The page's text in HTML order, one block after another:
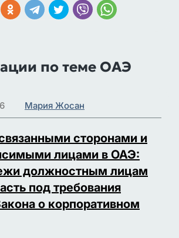
по теме ОАЭ
Мария Жосан
сторонами и
лицами в ОАЭ:
должностным лицам
под требования
о корпоративном